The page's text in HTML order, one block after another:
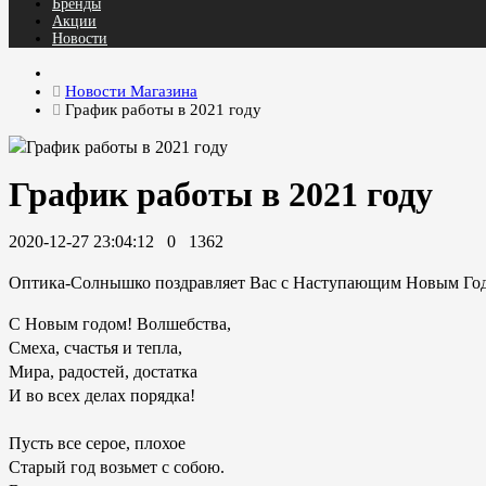
Бренды
Акции
Новости
Новости Магазина
График работы в 2021 году
График работы в 2021 году
2020-12-27 23:04:12 0 1362
Оптика-Солнышко поздравляет Вас с Наступающим Новым
С Новым годом! Волшебства,
Смеха, счастья и тепла,
Мира, радостей, достатка
И во всех делах порядка!
Пусть все серое, плохое
Старый год возьмет с собою.